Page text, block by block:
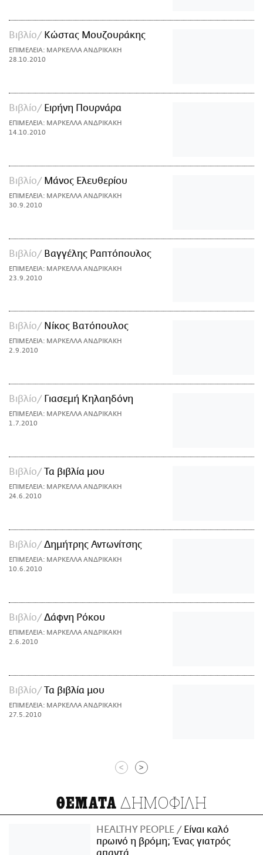
Βιβλίο Κώστας Μουζουράκης
ΕΠΙΜΕΛΕΙΑ: ΜΑΡΚΕΛΛΑ ΑΝΔΡΙΚΑΚΗ
28.10.2010
Βιβλίο Ειρήνη Πουρνάρα
ΕΠΙΜΕΛΕΙΑ: ΜΑΡΚΕΛΛΑ ΑΝΔΡΙΚΑΚΗ
14.10.2010
Βιβλίο Μάνος Ελευθερίου
ΕΠΙΜΕΛΕΙΑ: ΜΑΡΚΕΛΛΑ ΑΝΔΡΙΚΑΚΗ
30.9.2010
Βιβλίο Βαγγέλης Ραπτόπουλος
ΕΠΙΜΕΛΕΙΑ: ΜΑΡΚΕΛΛΑ ΑΝΔΡΙΚΑΚΗ
23.9.2010
Βιβλίο Νίκος Βατόπουλος
ΕΠΙΜΕΛΕΙΑ: ΜΑΡΚΕΛΛΑ ΑΝΔΡΙΚΑΚΗ
2.9.2010
Βιβλίο Γιασεμή Κηλαηδόνη
ΕΠΙΜΕΛΕΙΑ: ΜΑΡΚΕΛΛΑ ΑΝΔΡΙΚΑΚΗ
1.7.2010
Βιβλίο Τα βιβλία μου
ΕΠΙΜΕΛΕΙΑ: ΜΑΡΚΕΛΛΑ ΑΝΔΡΙΚΑΚΗ
24.6.2010
Βιβλίο Δημήτρης Αντωνίτσης
ΕΠΙΜΕΛΕΙΑ: ΜΑΡΚΕΛΛΑ ΑΝΔΡΙΚΑΚΗ
10.6.2010
Βιβλίο Δάφνη Ρόκου
ΕΠΙΜΕΛΕΙΑ: ΜΑΡΚΕΛΛΑ ΑΝΔΡΙΚΑΚΗ
2.6.2010
Βιβλίο Τα βιβλία μου
ΕΠΙΜΕΛΕΙΑ: ΜΑΡΚΕΛΛΑ ΑΝΔΡΙΚΑΚΗ
27.5.2010
< >
ΘΕΜΑΤΑ ΔΗΜΟΦΙΛΗ
HEALTHY PEOPLE
Είναι καλό
πρωινό η βρόμη; Ένας γιατρός